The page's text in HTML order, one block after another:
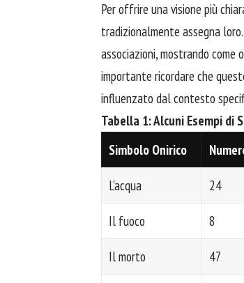
Per offrire una visione più
tradizionalmente assegna
associazioni, mostrando come
importante ricordare che
influenzato dal contesto
Tabella 1: Alcuni Esempi di
Simbolo Onirico
L'acqua 24
Il fuoco 8
Il morto 47